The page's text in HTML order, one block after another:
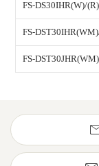
FS-DS30IHR(W)/(R)
FS-
FS-DST30JHR(WM)